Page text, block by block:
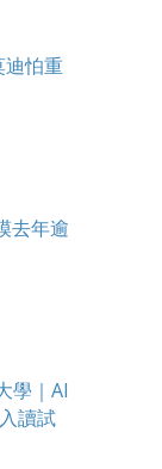
怕重
去年逾
學｜AI
讀試